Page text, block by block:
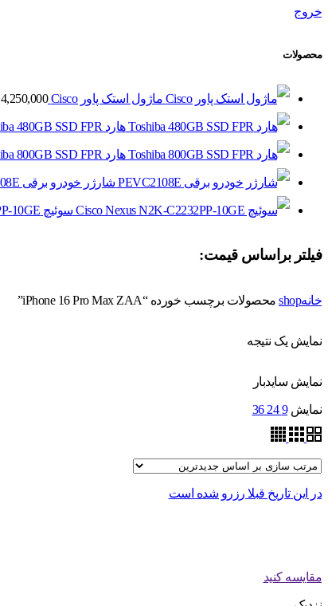
خروج
محصولات
ماژول استک پاور Cisco 4,250,000
هارد Toshiba 480GB SSD FPR
هارد Toshiba 800GB SSD FPR
شارژر خودرو برقی PEVC2108E
سوئیچ Cisco Nexus N2K-C2232PP-10GE
فیلتر براساس قیمت:
خانهshop محصولات برچسب خورده “iPhone 16 Pro Max ZAA”
نمایش یک نتیجه
نمایش سایدبار
نمایش 9
24
36
در این تاریخ قبلا رزرو شده است
مقایسه کنید